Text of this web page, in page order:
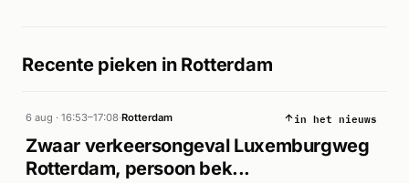
Recente pieken in Rotterdam
6 aug · 16:53–17:08·Rotterdam in het nieuws
Zwaar verkeersongeval Luxemburgweg
Rotterdam, persoon bek...